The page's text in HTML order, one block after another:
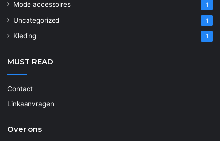
Mode accessoires 1
Uncategorized 1
Kleding 1
MUST READ
Contact
Linkaanvragen
Over ons